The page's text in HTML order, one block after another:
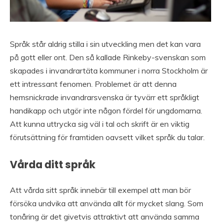
Språk står aldrig stilla i sin utveckling men det kan vara
på gott eller ont. Den så kallade Rinkeby-svenskan som
skapades i invandrartäta kommuner i norra Stockholm är
ett intressant fenomen. Problemet är att denna
hemsnickrade invandrarsvenska är tyvärr ett språkligt
handikapp och utgör inte någon fördel för ungdomarna.
Att kunna uttrycka sig väl i tal och skrift är en viktig
förutsättning för framtiden oavsett vilket språk du talar.
Vårda ditt språk
Att vårda sitt språk innebär till exempel att man bör
försöka undvika att använda allt för mycket slang. Som
tonåring är det givetvis attraktivt att använda samma